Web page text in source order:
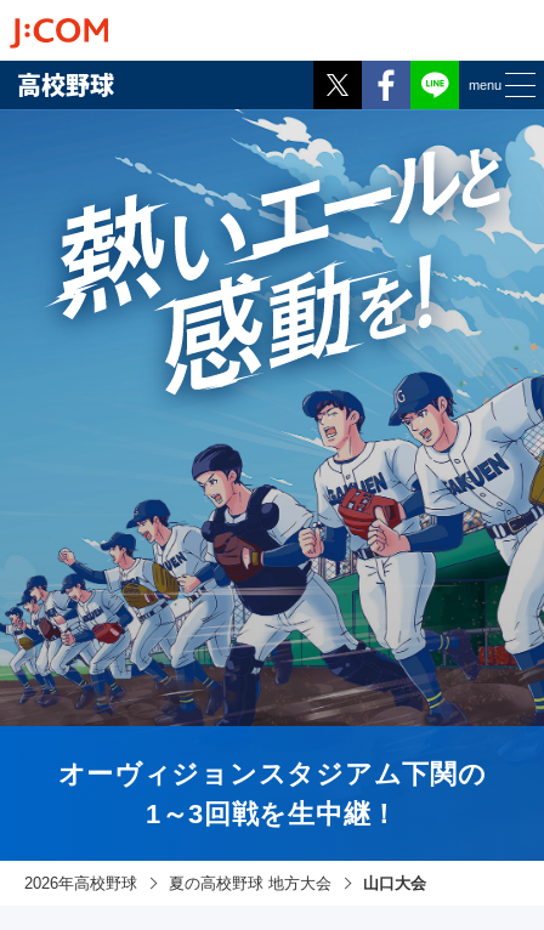
Twitter
Facebook
menu
高校野球
オーヴィジョンスタジアム下関の
1～3回戦を生中継！
2026年高校野球 夏の高校野球 地方大会 山口大会